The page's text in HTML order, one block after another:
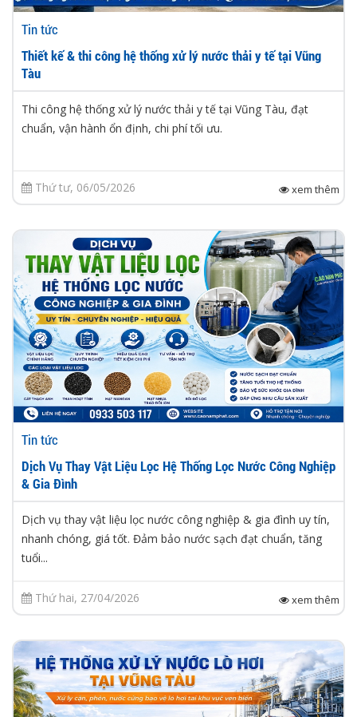
Tin tức
Thiết kế & thi công hệ thống xử lý nước thải y tế tại Vũng
Tàu
Thi công hệ thống xử lý nước thải y tế tại Vũng Tàu, đạt
chuẩn, vận hành ổn định, chi phí tối ưu.
Thứ tư, 06/05/2026 xem thêm
Tin tức
Dịch Vụ Thay Vật Liệu Lọc Hệ Thống Lọc Nước Công Nghiệp
& Gia Đình
Dịch vụ thay vật liệu lọc nước công nghiệp & gia đình uy tín,
nhanh chóng, giá tốt. Đảm bảo nước sạch đạt chuẩn, tăng
tuổi...
Thứ hai, 27/04/2026 xem thêm